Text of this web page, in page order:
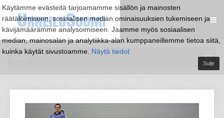
Käytämme evästeitä tarjoamamme sisällön ja mainosten
räätälöimiseen, sosiaalisen median ominaisuuksien tukemiseen ja
kävijämäärämme analysoimiseen. Jaamme myös sosiaalisen
median, mainosalan ja analytiikka-alan kumppaneillemme tietoa siitä,
kuinka käytät sivustoamme. Näytä tiedot
Sulje